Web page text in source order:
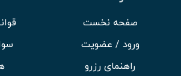
صفحه نخست
ورود / عضویت
راهنمای رزرو